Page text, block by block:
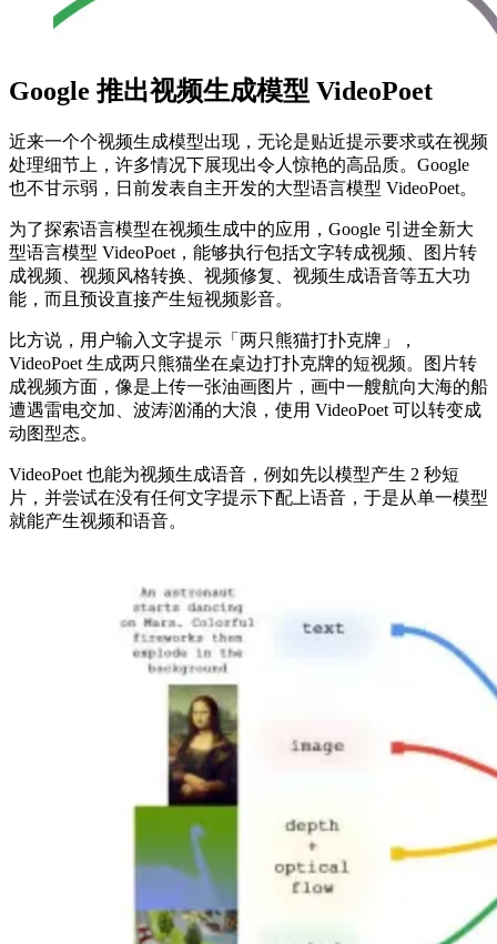
Google 推出视频生成模型 VideoPoet
近来一个个视频生成模型出现，无论是贴近提示要求或在视频
处理细节上，许多情况下展现出令人惊艳的高品质。Google
也不甘示弱，日前发表自主开发的大型语言模型 VideoPoet。
为了探索语言模型在视频生成中的应用，Google 引进全新大
型语言模型 VideoPoet，能够执行包括文字转成视频、图片转
成视频、视频风格转换、视频修复、视频生成语音等五大功
能，而且预设直接产生短视频影音。
比方说，用户输入文字提示「两只熊猫打扑克牌」，
VideoPoet 生成两只熊猫坐在桌边打扑克牌的短视频。图片转
成视频方面，像是上传一张油画图片，画中一艘航向大海的船
遭遇雷电交加、波涛汹涌的大浪，使用 VideoPoet 可以转变成
动图型态。
VideoPoet 也能为视频生成语音，例如先以模型产生 2 秒短
片，并尝试在没有任何文字提示下配上语音，于是从单一模型
就能产生视频和语音。